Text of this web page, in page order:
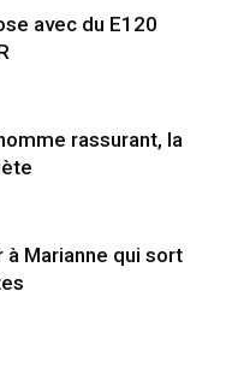
avec du E120
rassurant, la
Marianne qui sort